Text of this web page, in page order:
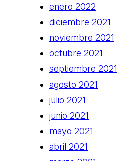
enero 2022
diciembre 2021
noviembre 2021
octubre 2021
septiembre 2021
agosto 2021
julio 2021
junio 2021
mayo 2021
abril 2021